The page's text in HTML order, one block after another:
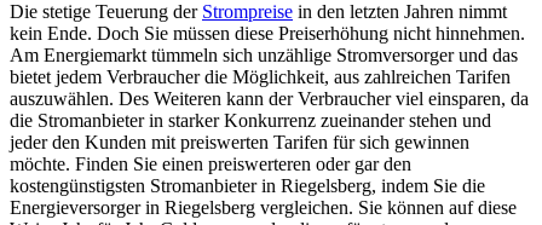
Die stetige Teuerung der Strompreise in den letzten Jahren nimmt
kein Ende. Doch Sie müssen diese Preiserhöhung nicht hinnehmen.
Am Energiemarkt tümmeln sich unzählige Stromversorger und das
bietet jedem Verbraucher die Möglichkeit, aus zahlreichen Tarifen
auszuwählen. Des Weiteren kann der Verbraucher viel einsparen, da
die Stromanbieter in starker Konkurrenz zueinander stehen und
jeder den Kunden mit preiswerten Tarifen für sich gewinnen
möchte. Finden Sie einen preiswerteren oder gar den
kostengünstigsten Stromanbieter in Riegelsberg, indem Sie die
Energieversorger in Riegelsberg vergleichen. Sie können auf diese